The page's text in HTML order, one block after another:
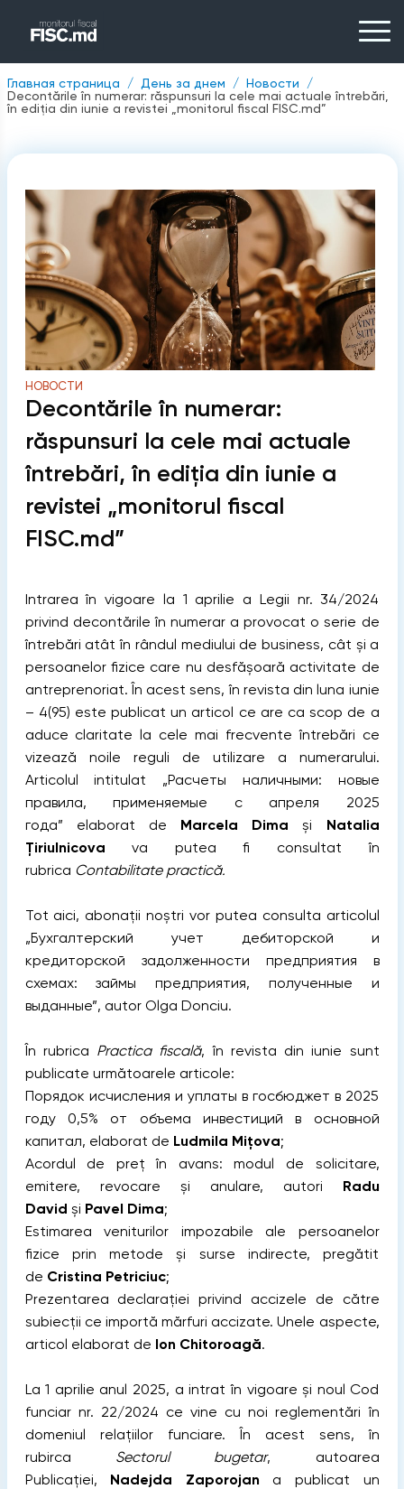
Главная страница День за днем
Новости
Decontările în numerar: răspunsuri la cele mai actuale întrebări,
în ediția din iunie a revistei „monitorul fiscal FISC.md”
НОВОСТИ
Decontările în numerar:
răspunsuri la cele mai actuale
întrebări, în ediția din iunie a
revistei „monitorul fiscal
FISC.md”
Intrarea în vigoare la 1 aprilie a Legii nr. 34/2024
privind decontările în numerar a provocat o serie de
întrebări atât în rândul mediului de business, cât și a
persoanelor fizice care nu desfășoară activitate de
antreprenoriat. În acest sens, în revista din luna iunie
– 4(95) este publicat un articol ce are ca scop de a
aduce claritate la cele mai frecvente întrebări ce
vizează noile reguli de utilizare a numerarului.
Articolul intitulat „Расчеты наличными: новые
правила, применяемые с апреля 2025
года” elaborat de Marcela Dima și Natalia
Țiriulnicova va putea fi consultat în
rubrica Contabilitate practică.
Tot aici, abonații noștri vor putea consulta articolul
„Бухгалтерский учет дебиторской и
кредиторской задолженности предприятия в
схемах: займы предприятия, полученные и
выданные”, autor Olga Donciu.
În rubrica Practica fiscală, în revista din iunie sunt
publicate următoarele articole:
Порядок исчисления и уплаты в госбюджет в 2025
году 0,5% от объема инвестиций в основной
капитал, elaborat de Ludmila Mițova;
Acordul de preț în avans: modul de solicitare,
emitere, revocare și anulare, autori Radu
David și Pavel Dima;
Estimarea veniturilor impozabile ale persoanelor
fizice prin metode și surse indirecte, pregătit
de Cristina Petriciuc;
Prezentarea declarației privind accizele de către
subiecții ce importă mărfuri accizate. Unele aspecte,
articol elaborat de Ion Chitoroagă.
La 1 aprilie anul 2025, a intrat în vigoare și noul Cod
funciar nr. 22/2024 ce vine cu noi reglementări în
domeniul relațiilor funciare. În acest sens, în
rubirca Sectorul bugetar, autoarea
Publicației, Nadejda Zaporojan a publicat un